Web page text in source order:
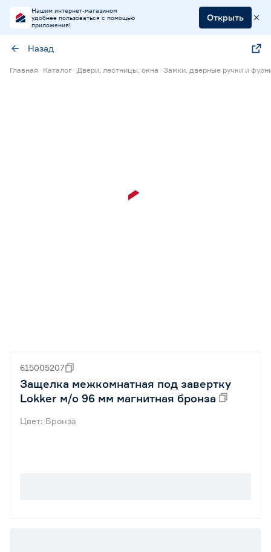
Нашим интернет-магазином
удобнее пользоваться с помощью
приложения!
Открыть
Назад
Главная Каталог Двери, лестницы, окна Замки, дверные ручки и
615005207
Защелка межкомнатная под завертку
Lokker м/о 96 мм магнитная бронза
Цвет: Бронза